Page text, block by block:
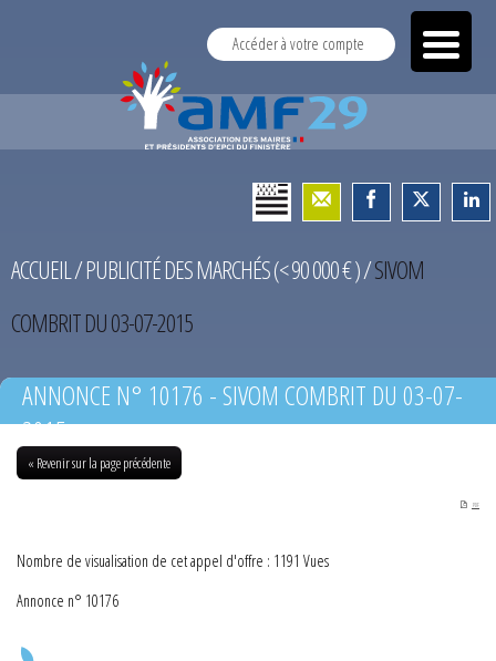
Accéder à votre compte
ACCUEIL/PUBLICITÉ DES MARCHÉS (< 90 000 € )/SIVOM
COMBRIT DU 03-07-2015
ANNONCE N° 10176 - SIVOM COMBRIT DU 03-07-
2015
« Revenir sur la page précédente
PDF
Nombre de visualisation de cet appel d'offre : 1191 Vues
Annonce n° 10176